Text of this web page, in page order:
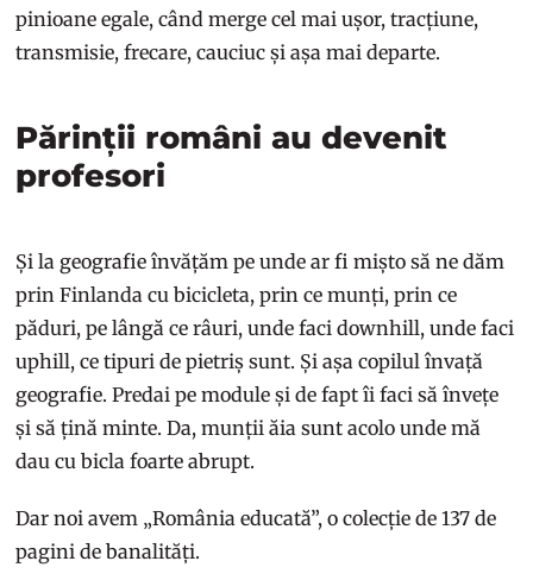
pinioane egale, când merge cel mai ușor, tracțiune,
transmisie, frecare, cauciuc și așa mai departe.
Părinții români au devenit
profesori
Și la geografie învățăm pe unde ar fi mișto să ne dăm
prin Finlanda cu bicicleta, prin ce munți, prin ce
păduri, pe lângă ce râuri, unde faci downhill, unde faci
uphill, ce tipuri de pietriș sunt. Și așa copilul învață
geografie. Predai pe module și de fapt îi faci să învețe
și să țină minte. Da, munții ăia sunt acolo unde mă
dau cu bicla foarte abrupt.
Dar noi avem „România educată”, o colecție de 137 de
pagini de banalități.